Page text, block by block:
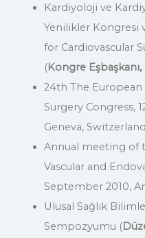
Kardiyoloji ve
Yenilikler Kongresi
for Cardiovascular
(Kongre Eşbaşkanı,
24th The
Surgery Congress,
Geneva,
Annual meeting of
Vascular and
September 2010,
Ulusal Sağlık
Sempozyumu (